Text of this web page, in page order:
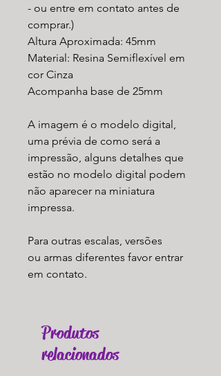
- ou entre em contato antes de
comprar.)
Altura Aproximada: 45mm
Material: Resina Semiflexível em
cor Cinza
Acompanha base de 25mm
A imagem é o modelo digital,
uma prévia de como será a
impressão, alguns detalhes que
estão no modelo digital podem
não aparecer na miniatura
impressa.
Para outras escalas, versões
ou armas diferentes favor entrar
em contato.
Produtos
relacionados